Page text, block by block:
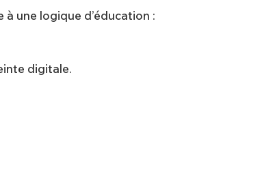
une logique d’éducation :
digitale.